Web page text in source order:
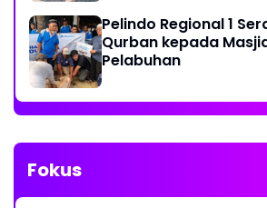
Pelindo Regional 1
Qurban kepada
Pelabuhan
Fokus